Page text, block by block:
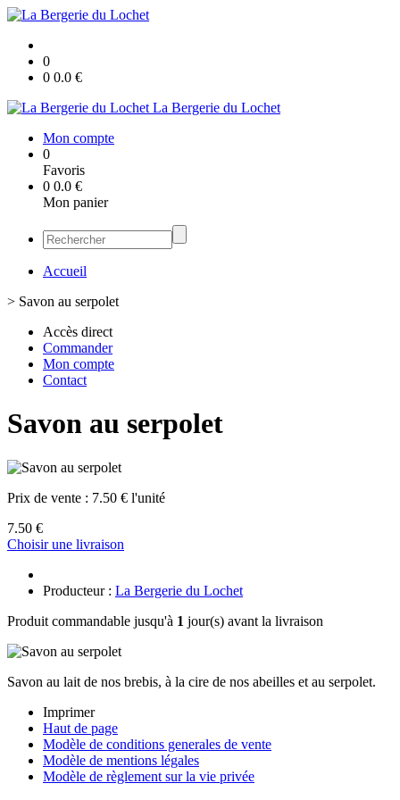
0
0 0.0 €
La Bergerie du Lochet
Mon compte
0
Favoris
0 0.0 €
Mon panier
Accueil
> Savon au serpolet
Accès direct
Commander
Mon compte
Contact
Savon au serpolet
Prix de vente : 7.50 € l'unité
7.50 €
Choisir une livraison
Producteur : La Bergerie du Lochet
Produit commandable jusqu'à 1 jour(s) avant la livraison
Savon au lait de nos brebis, à la cire de nos abeilles et au serpolet.
Imprimer
Haut de page
Modèle de conditions generales de vente
Modèle de mentions légales
Modèle de règlement sur la vie privée